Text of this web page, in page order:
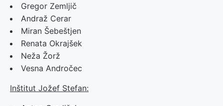
Gregor Zemljič
Andraž Cerar
Miran Šebeštjen
Renata Okrajšek
Neža Žorž
Vesna Andročec
Inštitut Jožef Stefan: